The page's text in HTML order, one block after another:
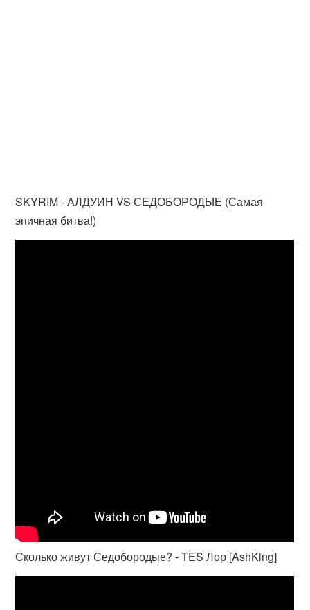
SKYRIM - АЛДУИН VS СЕДОБОРОДЫЕ (Самая
эпичная битва!)
Сколько живут Седобородые? - TES Лор [AshKing]